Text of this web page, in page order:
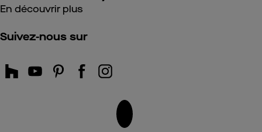
En découvrir plus
Suivez-nous sur